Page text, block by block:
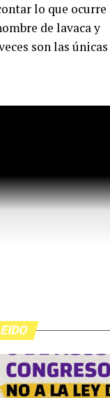
lo que ocurre
de lavaca y
son las únicas